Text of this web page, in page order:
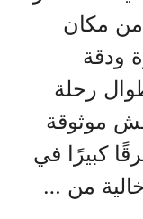
من مكان
ودقة
رحلة
موثوقة
كبيرًا في
من …